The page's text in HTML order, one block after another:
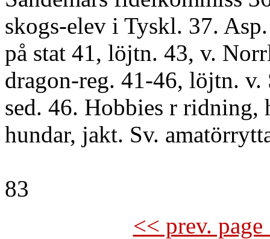
skogs-elev i Tyskl. 37.
på stat 41, löjtn. 43, v.
dragon-reg. 41-46, löjtn. v.
sed. 46. Hobbies r ridning,
hundar, jakt. Sv.
83
<< prev.